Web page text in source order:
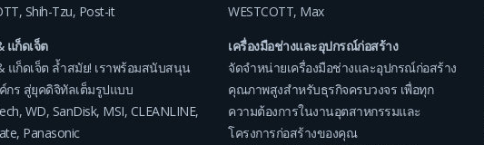
, Shih-Tzu, Post-it
WESTCOTT, Max
แก็ดเจ็ต
แก็ดเจ็ต ล้ำสมัย! เราพร้อมสนับสนุน
กร สู่ยุคดิจิทัลเต็มรูปแบบ
, WD, SanDisk, MSI, CLEANLINE,
, Panasonic
เครื่องมือช่างและอุปกรณ์ก่อสร้าง
จัดจำหน่ายเครื่องมือช่างและอุปกรณ์ก่อสร้าง
คุณภาพสูงสำหรับธุรกิจครบวงจร เพื่อทุก
ความต้องการในงานอุตสาหกรรมและ
โครงการก่อสร้างของคุณ